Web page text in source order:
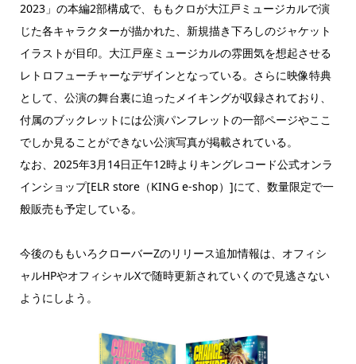
2023」の本編2部構成で、ももクロが大江戸ミュージカルで演
じた各キャラクターが描かれた、新規描き下ろしのジャケット
イラストが目印。大江戸座ミュージカルの雰囲気を想起させる
レトロフューチャーなデザインとなっている。さらに映像特典
として、公演の舞台裏に迫ったメイキングが収録されており、
付属のブックレットには公演パンフレットの一部ページやここ
でしか見ることができない公演写真が掲載されている。
なお、2025年3月14日正午12時よりキングレコード公式オンラ
インショップ[ELR store（KING e-shop）]にて、数量限定で一
般販売も予定している。
今後のももいろクローバーZのリリース追加情報は、オフィシ
ャルHPやオフィシャルXで随時更新されていくので見逃さない
ようにしよう。